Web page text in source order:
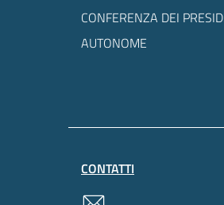
CONFERENZA DEI
AUTONOME
CONTATTI